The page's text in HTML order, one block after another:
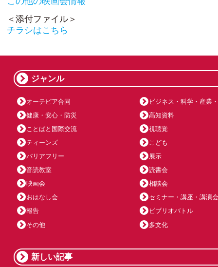
＜添付ファイル＞
チラシはこちら
ジャンル
オーテピア合同
ビジネス・科学・産業
健康・安心・防災
高知資料
ことばと国際交流
視聴覚
ティーンズ
こども
バリアフリー
展示
音読教室
読書会
映画会
相談会
おはなし会
セミナー・講座・講演会
報告
ビブリオバトル
その他
多文化
新しい記事